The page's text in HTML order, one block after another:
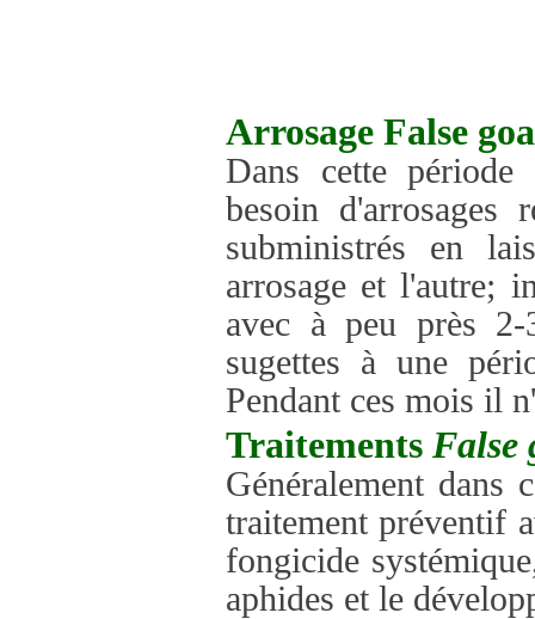
Arrosage False
Dans cette
besoin d'arrosages
subministrés en
arrosage et l'autre;
avec à peu près
sugettes à une
Pendant ces mois il
Traitements False
Généralement dans
traitement préventif
fongicide
aphides et le